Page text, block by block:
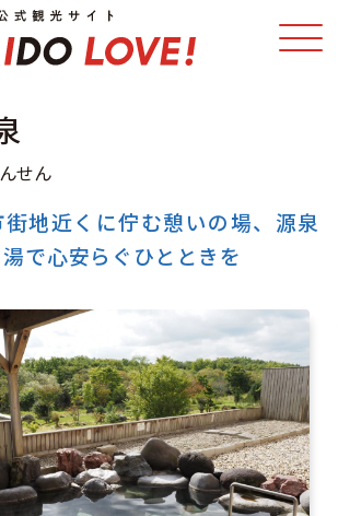
イベント
エリアガイド
旅の予約
オンラインショップ
地近くに佇む憩いの場、源泉
で心安らぐひとときを